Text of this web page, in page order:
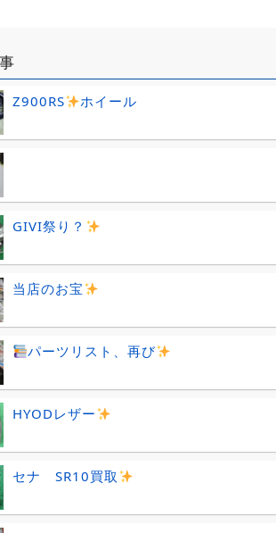
Z900RS ホイール
GIVI祭り？
当店のお宝
パーツリスト、再び
HYODレザー
セナ SR10買取